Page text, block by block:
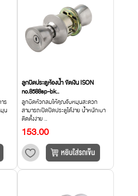
ร
น
ลูกบิดประตูห้องน้ำ ขัดเงิน ISON
no.8588sp-bk..
ลูกบิดหัวกลมให้คุณจับหมุนสะดวก
สามารถเปิดปิดประตูได้ง่าย น้ำหนักเบา
ติดตั้งง่าย ..
153.00